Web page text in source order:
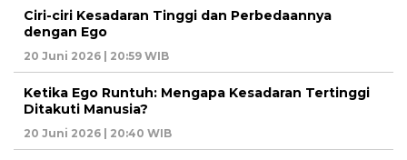
Ciri-ciri Kesadaran Tinggi dan Perbedaannya
dengan Ego
20 Juni 2026 | 20:59 WIB
Ketika Ego Runtuh: Mengapa Kesadaran Tertinggi
Ditakuti Manusia?
20 Juni 2026 | 20:40 WIB